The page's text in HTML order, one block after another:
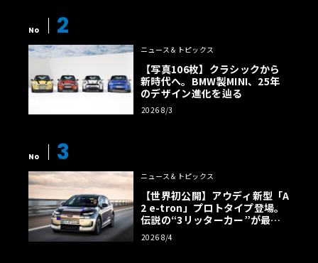
No 2
ニュース＆トピックス
【写真106枚】クラシックから
新時代へ。BMW製MINI、25年
のデザイン進化を辿る
2026 8/3
No 3
ニュース＆トピックス
【世界初公開】アウディ新型「A
2 e-tron」プロトタイプ登場。
伝説の“3リッターカー”が最高
効率エントリーBEVとして復活
【画像38枚】
2026 8/4